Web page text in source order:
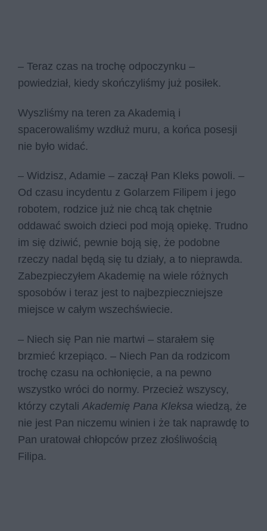
– Teraz czas na trochę odpoczynku –
powiedział, kiedy skończyliśmy już posiłek.
Wyszliśmy na teren za Akademią i
spacerowaliśmy wzdłuż muru, a końca posesji
nie było widać.
– Widzisz, Adamie – zaczął Pan Kleks powoli. –
Od czasu incydentu z Golarzem Filipem i jego
robotem, rodzice już nie chcą tak chętnie
oddawać swoich dzieci pod moją opiekę. Trudno
im się dziwić, pewnie boją się, że podobne
rzeczy nadal będą się tu działy, a to nieprawda.
Zabezpieczyłem Akademię na wiele różnych
sposobów i teraz jest to najbezpieczniejsze
miejsce w całym wszechświecie.
– Niech się Pan nie martwi – starałem się
brzmieć krzepiąco. – Niech Pan da rodzicom
trochę czasu na ochłonięcie, a na pewno
wszystko wróci do normy. Przecież wszyscy,
którzy czytaliAkademię Pana Kleksa wiedzą, że
nie jest Pan niczemu winien i że tak naprawdę to
Pan uratował chłopców przez złośliwością
Filipa.